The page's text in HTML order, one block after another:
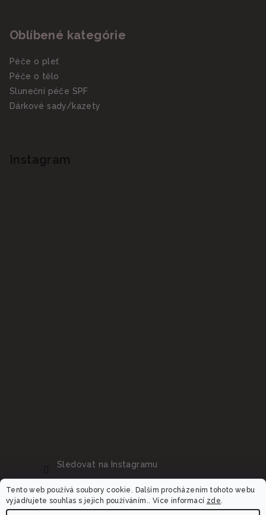
Tento web používá soubory cookie. Dalším procházením tohoto webu
vyjadřujete souhlas s jejich používáním.. Více informací zde.
Oblíbené kategórie
Péče o pleť
Péče o tělo
Sluneční péče SPF
Dárkové sady/kazety
Instagram
Sledovat na Instagramu